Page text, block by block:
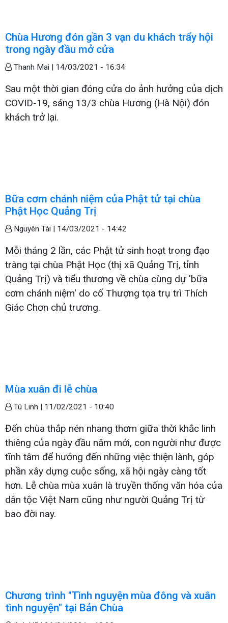
Chùa Hương đón gần 3 vạn du khách trẩy hội
trong ngày đầu mở cửa
Thanh Mai | 14/03/2021 - 16:34
Sau một thời gian đóng cửa do ảnh hưởng của dịch
COVID-19, sáng 13/3 chùa Hương (Hà Nội) đón
khách trở lại.
Bữa cơm chánh niệm của Phật tử tại chùa
Phật Học Quảng Trị
Nguyên Tài | 14/03/2021 - 14:42
Mỗi tháng 2 lần, các Phật tử sinh hoạt trong đạo
tràng tại chùa Phật Học (thị xã Quảng Trị, tỉnh
Quảng Trị) và tiểu thương về chùa cùng dự 'bữa
cơm chánh niệm' do cố Thượng tọa trụ trì Thích
Giác Chơn chủ trương.
Mùa xuân đi lễ chùa
Tú Linh | 11/02/2021 - 10:40
Đến chùa thắp nén nhang thơm giữa thời khắc linh
thiêng của ngày đầu năm mới, con người như được
tĩnh tâm để hướng đến những việc thiện lành, góp
phần xây dựng cuộc sống, xã hội ngày càng tốt
hơn. Lễ chùa mùa xuân là truyền thống văn hóa của
dân tộc Việt Nam cũng như người Quảng Trị từ
bao đời nay.
Chương trình "Tình nguyện mùa đông và xuân
tình nguyện" tại Bản Chùa